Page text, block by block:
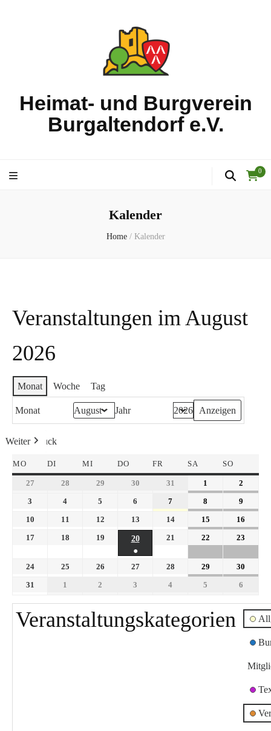
Heimat- und Burgverein
Burgaltendorf e.V.
0
Kalender
Home / Kalender
Veranstaltungen im August
2026
Monat Woche Tag
Monat Jahr
Zurück
Heute
Weiter
MO DI MI DO FR SA SO
27 28 29 30 31 1
2
3
4 5 6 7 8
9
10
11 12 13 14 15
16
17
18 19
20
●
21 22 23
24 25 26 27 28 29
30
31
1 2 3 4 5 6
Veranstaltungskategorien